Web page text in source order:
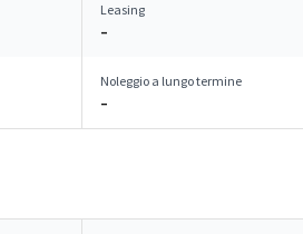
Leasing
–
Noleggio a lungo termine
–